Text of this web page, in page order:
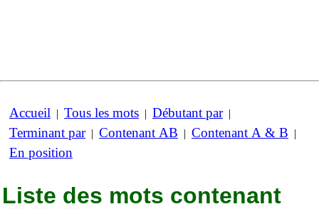
Accueil | Tous les mots | Débutant par|
Terminant par| Contenant AB | Contenant A & B |
En position
Liste des mots contenant